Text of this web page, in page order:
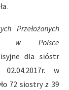
Przełożonych
w Polsce
dla sióstr
w
72 siostry z 39